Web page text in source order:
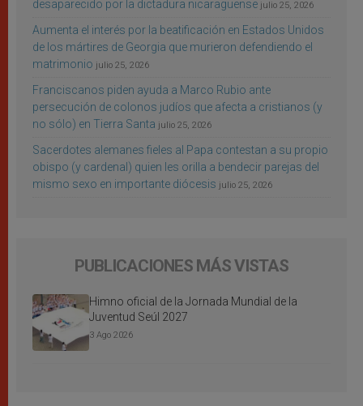
desaparecido por la dictadura nicaragüense julio 25, 2026
Aumenta el interés por la beatificación en Estados Unidos
de los mártires de Georgia que murieron defendiendo el
matrimonio julio 25, 2026
Franciscanos piden ayuda a Marco Rubio ante
persecución de colonos judíos que afecta a cristianos (y
no sólo) en Tierra Santa julio 25, 2026
Sacerdotes alemanes fieles al Papa contestan a su propio
obispo (y cardenal) quien les orilla a bendecir parejas del
mismo sexo en importante diócesis julio 25, 2026
PUBLICACIONES MÁS VISTAS
Himno oficial de la Jornada Mundial de la
Juventud Seúl 2027
3 Ago 2026